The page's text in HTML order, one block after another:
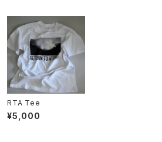
RTA Tee
¥5,000